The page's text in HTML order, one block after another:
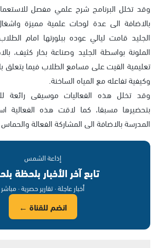
وقد تخلل البرنامج شرح علمي مفصل
بالاضافة الى عدة لوحات علمية مميزة
الجليد قامت ليالي عوده ببلورتها امام
الملونة بواسطة الجليد وصناعة بخار كثيف،
تعليمية القيت على مسامع الطلاب فيما يتعلق
وكيفية تفاعله مع المياه الساخنة.
وقد تخلل هذه الفعاليات موسيقى رائعة
بتحضيرها مسبقا، كما لاقت هذه الفعالية
المدرسة بالاضافة الى المشاركة الفعالة
إذاعة الشمس
تابع آخر الأخبار بلحظة
أخبار عاجلة · تقارير حصرية · مباشر
انضم للقناة ←